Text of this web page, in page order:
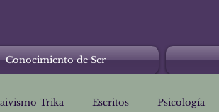
Conocimiento de Ser
Trika Escritos Psicología